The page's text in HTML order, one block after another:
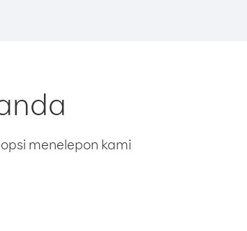
menelepon kami